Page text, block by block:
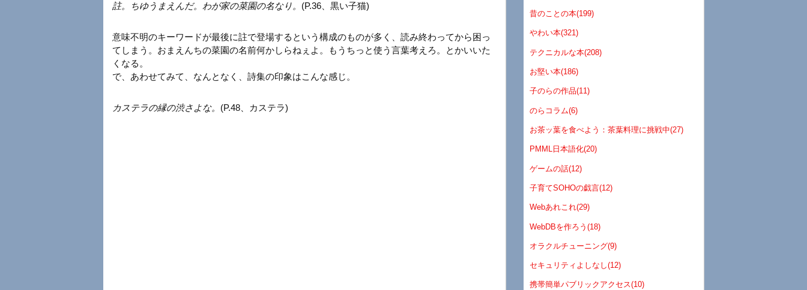
註。ちゆうまえんだ。わが家の菜園の名なり。 (P.36、黒い子猫)
意味不明のキーワードが最後に註で登場するという構成のものが多く、読み終わってから困っ
てしまう。おまえんちの菜園の名前何かしらねぇよ。もうちっと使う言葉考えろ。とかいいた
くなる。
で、あわせてみて、なんとなく、詩集の印象はこんな感じ。
カステラの縁の渋さよな。 (P.48、カステラ)
昔のことの本(199)
やわい本(321)
テクニカルな本(208)
お堅い本(186)
子のらの作品(11)
のらコラム(6)
お茶ッ葉を食べよう：茶葉料理に挑戦中(27)
PMML日本語化(20)
ゲームの話(12)
子育てSOHOの戯言(12)
Webあれこれ(29)
WebDBを作ろう(18)
オラクルチューニング(9)
セキュリティよしなし(12)
携帯簡単パブリックアクセス(10)